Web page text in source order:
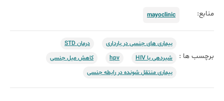
منابع: mayoclinic
برچسب ها :
بیماری های جنسی در بارداری
درمان STD
شیردهی با HIV
hpv
کاهش میل جنسی
بیماری منتقل شونده در رابطه جنسی